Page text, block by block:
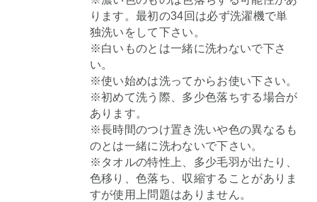
ります。最初の34回は必ず洗濯機で単
独洗いをして下さい。
※白いものとは一緒に洗わないで下さ
い。
※使い始めは洗ってからお使い下さい。
※初めて洗う際、多少色落ちする場合が
あります。
※長時間のつけ置き洗いや色の異なるも
のとは一緒に洗わないで下さい。
※タオルの特性上、多少毛羽が出たり、
色移り、色落ち、収縮することがありま
すが使用上問題はありません。